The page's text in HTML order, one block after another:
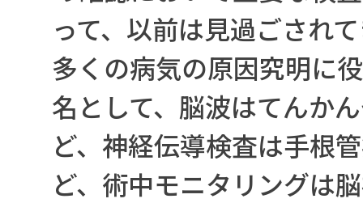
って、以前は見過ごされ
多くの病気の原因究明に
名として、脳波はてんか
ど、神経伝導検査は手根
ど、術中モニタリングは